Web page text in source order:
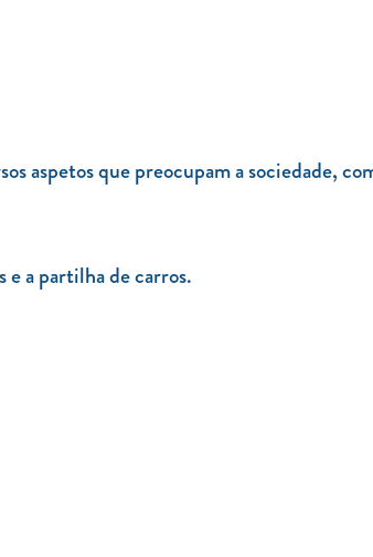
aspetos que preocupam a sociedade,
e a partilha de carros.